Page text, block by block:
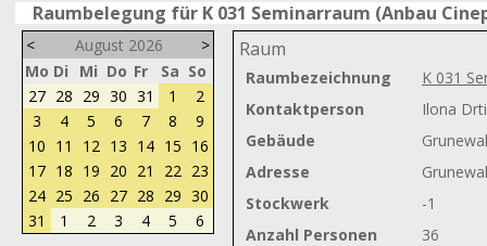
Raumbelegung für K 031 Seminarraum (Anbau
< August 2026
>
Mo Di Mi Do Fr Sa So
27 28 29 30 31 1
2
3
4 5 6 7 8
9
10 11 12 13 14 15 16
17 18 19 20 21 22 23
24 25 26 27 28 29 30
31
1 2 3 4 5 6
Raum
Raumbezeichnung
K 031
Kontaktperson
Ilona
Gebäude
Adresse
Stockwerk
-1
Anzahl Personen
36
0 00
00
2 00
300